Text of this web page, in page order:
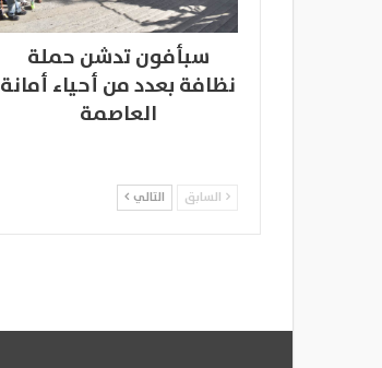
سبأفون تدشن حملة
نظافة بعدد من أحياء أمانة
العاصمة
السابق التالي